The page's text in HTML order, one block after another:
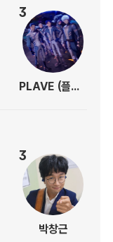
3
PLAVE (플레이브)
3
박창근